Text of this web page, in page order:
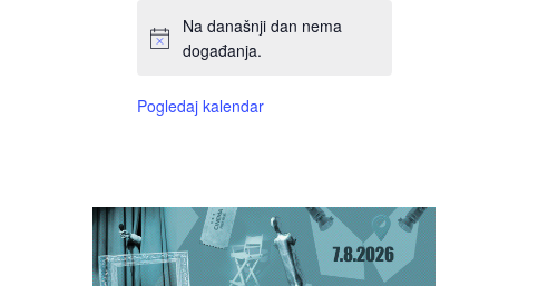
Na današnji dan nema
događanja.
Pogledaj kalendar